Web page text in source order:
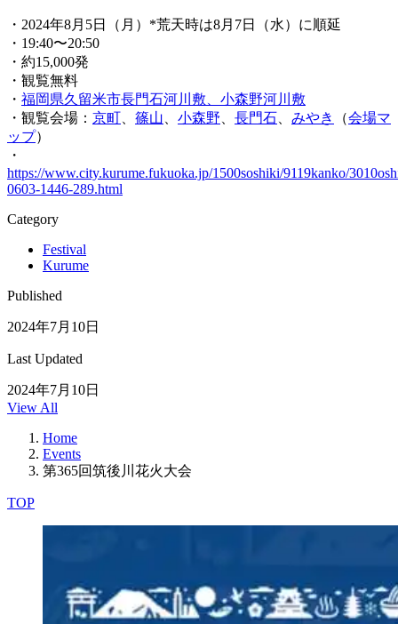
・2024年8月5日（月）*荒天時は8月7日（水）に順延
・19:40〜20:50
・約15,000発
・観覧無料
・ 福岡県久留米市長門石河川敷、小森野河川敷
・観覧会場： 京町 篠山 小森野 長門石 みやき （会場マ
ップ）
・
https://www.city.kurume.fukuoka.jp/1500soshiki/9119kanko/
0603-1446-289.html
Category
Festival
Kurume
Published
2024年7月10日
Last Updated
2024年7月10日
View All
Home
Events
第365回筑後川花火大会
TOP